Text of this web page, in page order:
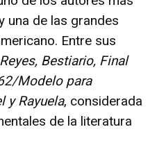
una de las grandes
Entre sus
Bestiario, Final
Modelo para
y Rayuela, considerada
de la literatura